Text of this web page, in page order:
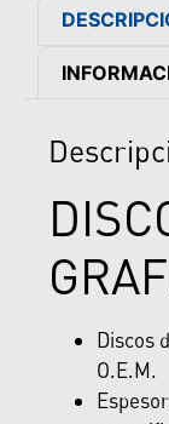
Discos
O.E.M.